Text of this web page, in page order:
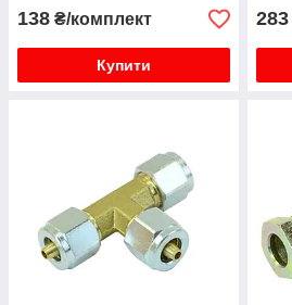
138 ₴/комплект
Купити
283